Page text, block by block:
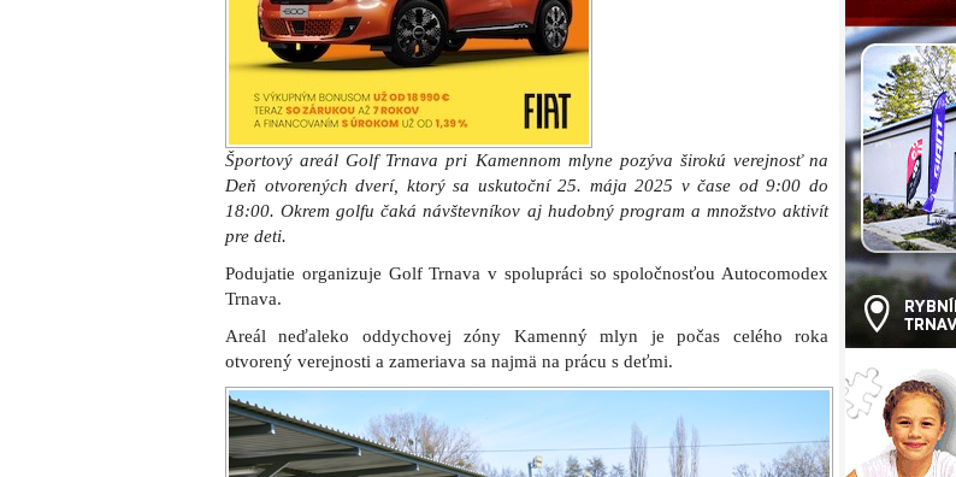
Športový areál Golf Trnava pri Kamennom mlyne pozýva širokú verejnosť na
Deň otvorených dverí, ktorý sa uskutoční 25. mája 2025 v čase od 9:00 do
18:00. Okrem golfu čaká návštevníkov aj hudobný program a množstvo aktivít
pre deti.
Podujatie organizuje Golf Trnava v spolupráci so spoločnosťou Autocomodex
Trnava.
Areál neďaleko oddychovej zóny Kamenný mlyn je počas celého roka
otvorený verejnosti a zameriava sa najmä na prácu s deťmi.